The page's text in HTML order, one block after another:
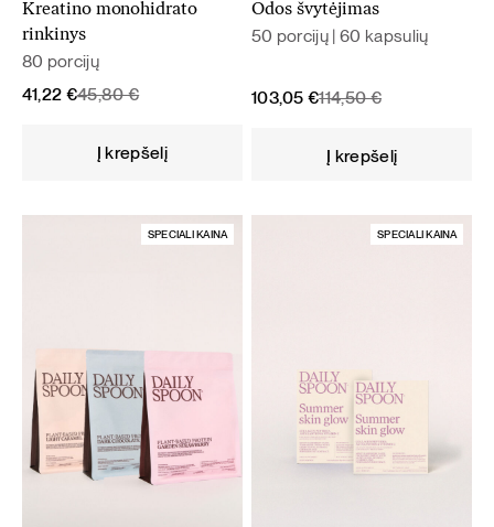
Kreatino monohidrato
rinkinys
80 porcijų
45,80€
Original
41,22 €
Current
Į krepšelį
Odos švytėjimas
50 porcijų | 60 kapsulių
114,50€
Original
103,05€
Current
Į krepšelį
SPECIALI KAINA SPECIALI KAINA